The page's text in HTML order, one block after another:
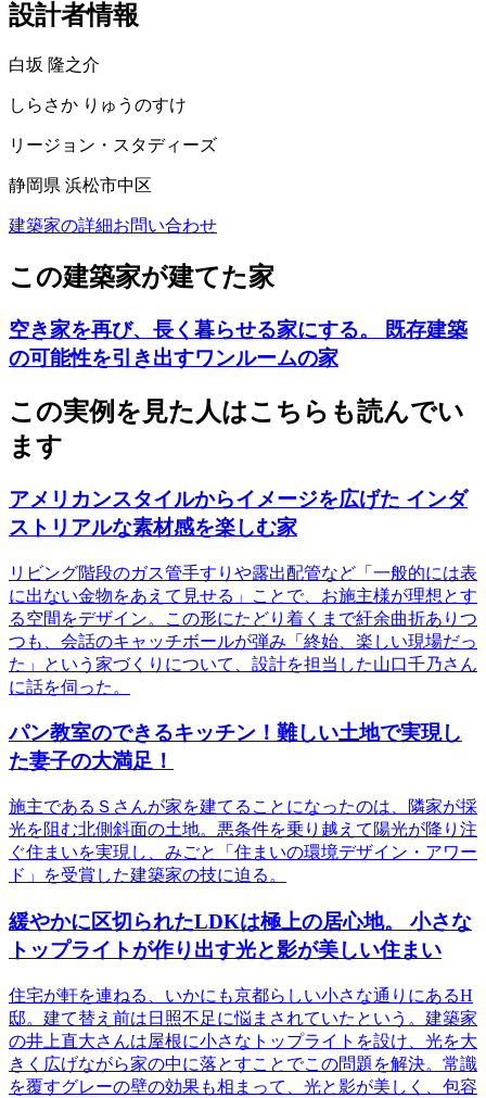
設計者情報
白坂 隆之介
しらさか りゅうのすけ
リージョン・スタディーズ
静岡県 浜松市中区
建築家の詳細お問い合わせ
この建築家が建てた家
空き家を再び、長く暮らせる家にする。 既存建築
の可能性を引き出すワンルームの家
この実例を見た人はこちらも読んでい
ます
アメリカンスタイルからイメージを広げた インダ
ストリアルな素材感を楽しむ家
リビング階段のガス管手すりや露出配管など「一般的には表
に出ない金物をあえて見せる」ことで、お施主様が理想とす
る空間をデザイン。この形にたどり着くまで紆余曲折ありつ
つも、会話のキャッチボールが弾み「終始、楽しい現場だっ
た」という家づくりについて、設計を担当した山口千乃さん
に話を伺った。
パン教室のできるキッチン！難しい土地で実現し
た妻子の大満足！
施主であるＳさんが家を建てることになったのは、隣家が採
光を阻む北側斜面の土地。悪条件を乗り越えて陽光が降り注
ぐ住まいを実現し、みごと「住まいの環境デザイン・アワー
ド」を受賞した建築家の技に迫る。
緩やかに区切られたLDKは極上の居心地。 小さな
トップライトが作り出す光と影が美しい住まい
住宅が軒を連ねる、いかにも京都らしい小さな通りにあるH
邸。建て替え前は日照不足に悩まされていたという。建築家
の井上直大さんは屋根に小さなトップライトを設け、光を大
きく広げながら家の中に落とすことでこの問題を解決。常識
を覆すグレーの壁の効果も相まって、光と影が美しく、包容